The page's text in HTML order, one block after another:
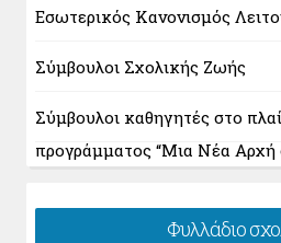
Εσωτερικός Κανονισμός
Σύμβουλοι Σχολικής Ζωής
Σύμβουλοι καθηγητές στο
προγράμματος “Μια Νέα
Φυλλάδιο